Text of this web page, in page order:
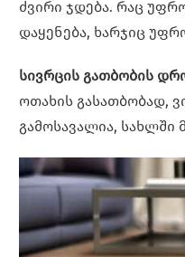
ძვირი ჯდება. რაც
დაყენება, ხარჯიც
სივრცის გათბობის
ოთახის გასათბობად,
გამოსავალია,